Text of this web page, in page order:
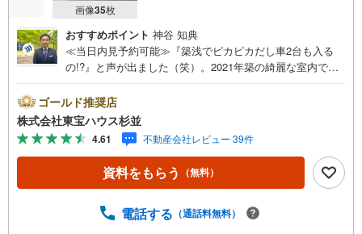
画像35枚
おすすめポイント 神谷 知典
≪当日内見予約可能≫『築浅でピカピカだし車2台も入る
の!?』と声が出ました（笑）。2021年築の綺麗な室内で、1
り出し中です！南向きのLDKは吹き抜けで日当たり、床暖
房に足を乗せたら気持ちよすぎて動けなくなりました。さ
らに約6帖のロフトはまるで大人の秘密基地！見るだけでワ
クワクが止まらない素敵な邸宅です。・未来を予測し人生
設計から始まる「未来カレンダー」のご提案。・未来に起
こるであろうご自宅リフォームをオンライン上でご提案
つ瀟洒にさせるCG加工ホームステイジングサービス。・購
ゴールド推奨店
株式会社東宝ハウス杉並
4.61 不動産会社レビュー 39件
資料をもらう （無料）
電話する （通話料無料）